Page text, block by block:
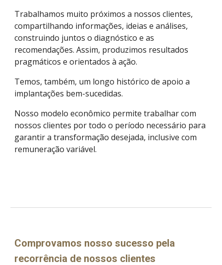
Trabalhamos muito próximos a nossos clientes,
compartilhando informações, ideias e análises,
construindo juntos o diagnóstico e as
recomendações. Assim, produzimos resultados
pragmáticos e orientados à ação.
Temos, também, um longo histórico de apoio a
implantações bem-sucedidas.
Nosso modelo econômico permite trabalhar com
nossos clientes por todo o período necessário para
garantir a transformação desejada, inclusive com
remuneração variável.
Comprovamos nosso sucesso pela
recorrência de nossos clientes